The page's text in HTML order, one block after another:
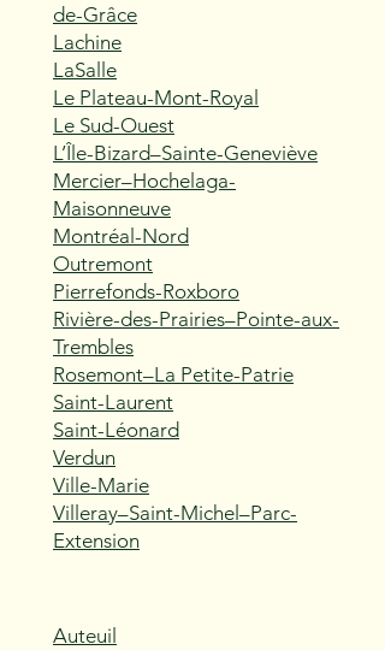
de-Grâce
Lachine
LaSalle
Le Plateau-Mont-Royal
Le Sud-Ouest
L’Île-Bizard–Sainte-Geneviève
Mercier–Hochelaga-
Maisonneuve
Montréal-Nord
Outremont
Pierrefonds-Roxboro
Rivière-des-Prairies–Pointe-aux-
Trembles
Rosemont–La Petite-Patrie
Saint-Laurent
Saint-Léonard
Verdun
Ville-Marie
Villeray–Saint-Michel–Parc-
Extension
Auteuil